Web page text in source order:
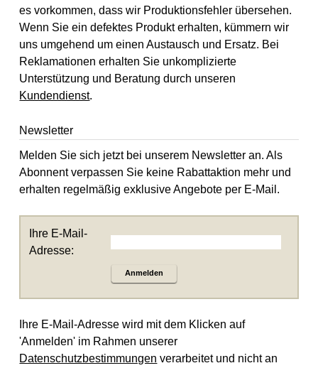
es vorkommen, dass wir Produktionsfehler übersehen.
Wenn Sie ein defektes Produkt erhalten, kümmern wir
uns umgehend um einen Austausch und Ersatz. Bei
Reklamationen erhalten Sie unkomplizierte
Unterstützung und Beratung durch unseren
Kundendienst.
Newsletter
Melden Sie sich jetzt bei unserem Newsletter an. Als
Abonnent verpassen Sie keine Rabattaktion mehr und
erhalten regelmäßig exklusive Angebote per E-Mail.
Ihre E-Mail-
Adresse:
Anmelden
Ihre E-Mail-Adresse wird mit dem Klicken auf
'Anmelden' im Rahmen unserer
Datenschutzbestimmungen verarbeitet und nicht an